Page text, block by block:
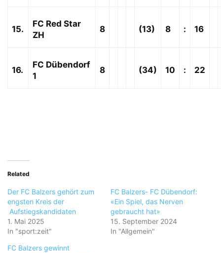
15.
FC Red Star
ZH
8 (13) 8 : 16
16.
FC Dübendorf
1
8 (34) 10 : 22
Related
Der FC Balzers gehört zum
engsten Kreis der
Aufstiegskandidaten
1. Mai 2025
In "sport:zeit"
FC Balzers- FC Dübendorf:
«Ein Spiel, das Nerven
gebraucht hat»
15. September 2024
In "Allgemein"
FC Balzers gewinnt